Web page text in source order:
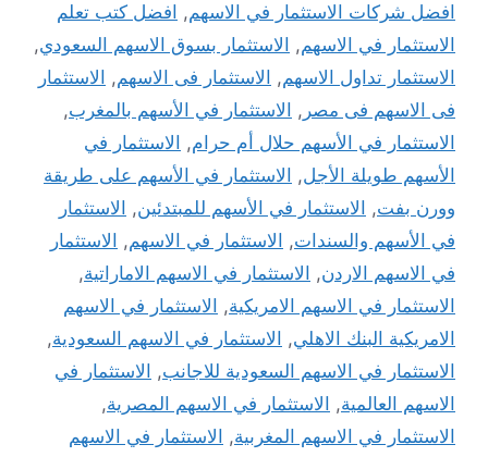
افضل شركات الاستثمار في الاسهم, افضل كتب تعلم
الاستثمار في الاسهم, الاستثمار بسوق الاسهم السعودي,
الاستثمار تداول الاسهم, الاستثمار فى الاسهم,
الاستثمار
فى الاسهم فى مصر , الاستثمار في الأسهم بالمغرب,
الاستثمار في الأسهم حلال أم حرام,
الاستثمار في
الأسهم طويلة الأجل,
الاستثمار في الأسهم على طريقة
وورن بفت, الاستثمار في الأسهم للمبتدئين,
الاستثمار
في الأسهم والسندات, الاستثمار في الاسهم,
الاستثمار
في الاسهم الاردن, الاستثمار في الاسهم الاماراتية,
الاستثمار في الاسهم الامريكية,
الاستثمار في الاسهم
الامريكية البنك الاهلي, الاستثمار في الاسهم السعودية,
الاستثمار في الاسهم السعودية للاجانب,
الاستثمار في
الاسهم العالمية, الاستثمار في الاسهم المصرية,
الاستثمار في الاسهم المغربية,
الاستثمار في الاسهم